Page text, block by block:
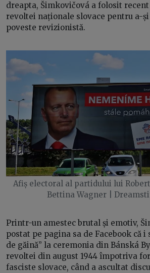
dreapta, Šimkovičová a folosit
revoltei naționale slovace pentru a-
poveste revizionistă.
Afiș electoral al partidului lui
Bettina Wagner |
Printr-un amestec brutal și emotiv,
postat pe pagina sa de Facebook că i
de găină” la ceremonia din Bánská
revoltei din august 1944 împotriva
fasciste slovace, când a ascultat